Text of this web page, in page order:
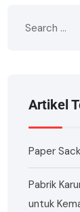
Artikel
Paper
Pabrik
untuk